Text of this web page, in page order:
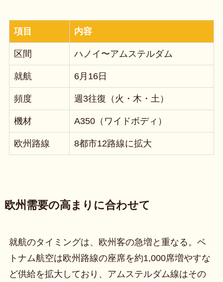
項目 内容
区間 ハノイ〜アムステルダム
就航 6月16日
頻度 週3往復（火・木・土）
機材 A350（ワイドボディ）
欧州路線 8都市12路線に拡大
欧州需要の高まりに合わせて
就航のタイミングは、欧州客の急増と重なる。ベ
トナム航空は欧州路線の座席を約1,000席増やすな
ど供給を拡大しており、アムステルダム線はその